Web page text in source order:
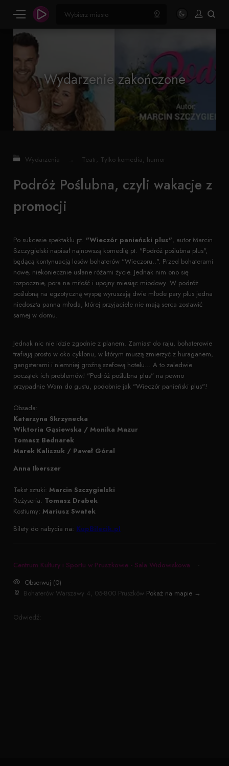
Wydarzenie zakończone
Wydarzenia → Teatr, Tylko komedia, humor
Podróż Poślubna, czyli wakacje z
promocji
Po sukcesie spektaklu pt. "Wieczór panieński plus", autor Marcin
Szczygielski napisał najnowszą komedię pt. "Podróż poślubna plus",
będącą kontynuacją losów bohaterów "Wieczoru..". Przed bohaterami
nowe, niekoniecznie usłane różami życie. Jednak nim ono się
rozpocznie, pora na miłość i upojny miesiąc miodowy. W podróż
poślubną na egzotyczną wyspę wyruszają dwie młode pary plus jedna
niedoszła panna młoda, której przyjaciele nie mają serca zostawić
samej w domu.
Jednak nic nie idzie zgodnie z planem. Zamiast do raju, bohaterowie
trafiają prosto w oko cyklonu, w którym muszą zmierzyć z huraganem,
gangsterami i niemniej groźną szefową hotelu... A to zaledwie
początek ich problemów! "Podróż poślubna plus" na pewno
przypadnie Wam do gustu, podobnie jak "Wieczór panieński plus"!
Obsada:
Katarzyna Skrzynecka
Wiktoria Gąsiewska / Monika Mazur
Tomasz Bednarek
Marek Kaliszuk / Paweł Góral
Anna Iberszer
Tekst sztuki:Marcin Szczygielski
Reżyseria: Tomasz Drabek
Kostiumy:Mariusz Swatek
Bilety do nabycia na: KupBilecik.pl
Centrum Kultury i Sportu w Pruszkowie - Sala Widowiskowa
Obserwuj (0)
Bohaterów Warszawy 4, 05-800 Pruszków Pokaż na mapie →
Odwiedź: